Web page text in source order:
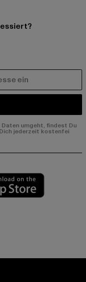
umgeht, findest Du
jederzeit kostenfei